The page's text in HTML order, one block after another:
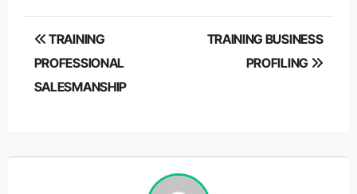
Post
navigation
TRAINING
PROFESSIONAL
SALESMANSHIP
TRAINING BUSINESS
PROFILING